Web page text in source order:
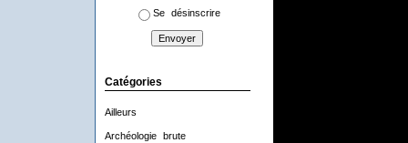
Se désinscrire
Catégories
Ailleurs
Archéologie brute